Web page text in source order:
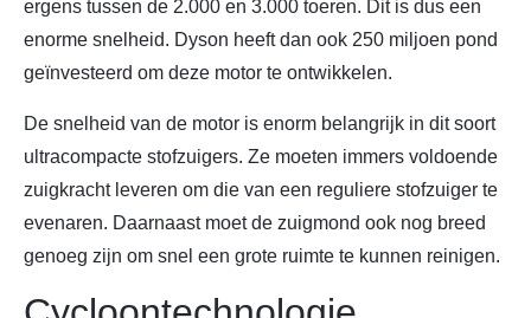
ergens tussen de 2.000 en 3.000 toeren. Dit is dus een
enorme snelheid. Dyson heeft dan ook 250 miljoen pond
geïnvesteerd om deze motor te ontwikkelen.
De snelheid van de motor is enorm belangrijk in dit soort
ultracompacte stofzuigers. Ze moeten immers voldoende
zuigkracht leveren om die van een reguliere stofzuiger te
evenaren. Daarnaast moet de zuigmond ook nog breed
genoeg zijn om snel een grote ruimte te kunnen reinigen.